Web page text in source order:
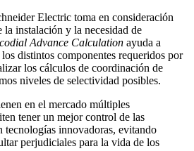
Electric toma en consideración
la instalación y la necesidad de
Advance Calculation ayuda a
distintos componentes requeridos por
los cálculos de coordinación de
niveles de selectividad posibles.
en el mercado múltiples
tener un mejor control de las
tecnologías innovadoras, evitando
perjudiciales para la vida de los